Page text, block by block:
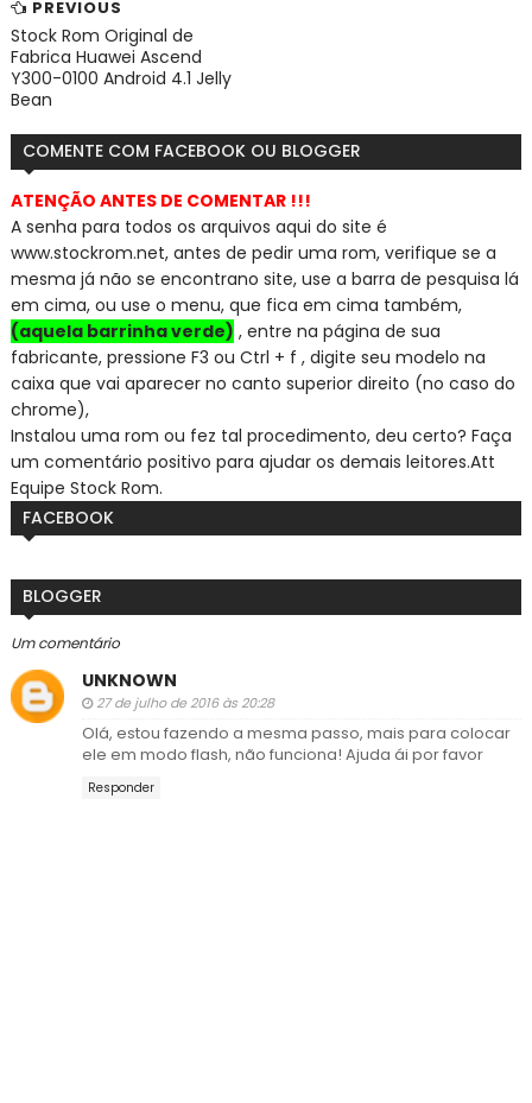
PREVIOUS
Stock Rom Original de
Fabrica Huawei Ascend
Y300-0100 Android 4.1 Jelly
Bean
COMENTE COM FACEBOOK OU BLOGGER
ATENÇÃO ANTES DE COMENTAR !!!
A senha para todos os arquivos aqui do site é
www.stockrom.net, antes de pedir uma rom, verifique se a
mesma já não se encontrano site, use a barra de pesquisa lá
em cima, ou use o menu, que fica em cima também,
(aquela barrinha verde) , entre na página de sua
fabricante, pressione F3 ou Ctrl + f , digite seu modelo na
caixa que vai aparecer no canto superior direito (no caso do
chrome),
Instalou uma rom ou fez tal procedimento, deu certo? Faça
um comentário positivo para ajudar os demais leitores.Att
Equipe Stock Rom.
FACEBOOK
BLOGGER
Um comentário
UNKNOWN
27 de julho de 2016 às 20:28
Olá, estou fazendo a mesma passo, mais para colocar
ele em modo flash, não funciona! Ajuda ái por favor
Responder